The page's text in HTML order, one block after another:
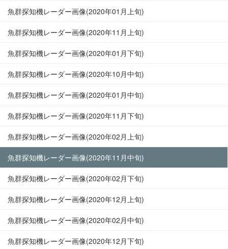
魚群探知機レーダー画像(2020年01月上旬)
魚群探知機レーダー画像(2020年11月上旬)
魚群探知機レーダー画像(2020年01月下旬)
魚群探知機レーダー画像(2020年10月中旬)
魚群探知機レーダー画像(2020年01月中旬)
魚群探知機レーダー画像(2020年11月下旬)
魚群探知機レーダー画像(2020年02月上旬)
魚群探知機レーダー画像(2020年11月中旬)
魚群探知機レーダー画像(2020年02月下旬)
魚群探知機レーダー画像(2020年12月上旬)
魚群探知機レーダー画像(2020年02月中旬)
魚群探知機レーダー画像(2020年12月下旬)